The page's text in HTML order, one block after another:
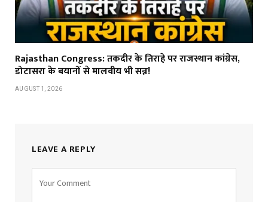
Rajasthan Congress: तकदीर के तिराहे पर राजस्थान कांग्रेस,
डोटासरा के बयानों से मालवीय भी सन्न!
AUGUST 1, 2026
LEAVE A REPLY